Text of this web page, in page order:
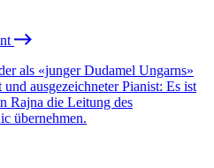
als «junger Dudamel Ungarns»
ausgezeichneter Pianist: Es ist
Rajna die Leitung des
übernehmen.